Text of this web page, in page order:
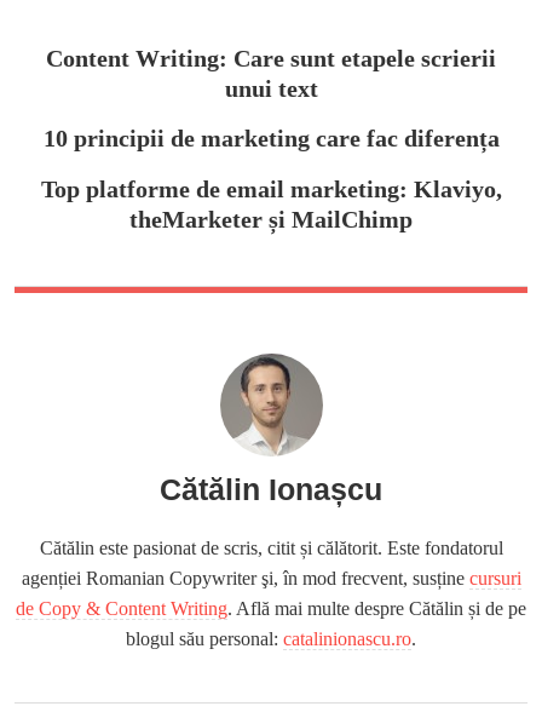
Content Writing: Care sunt etapele scrierii
unui text
10 principii de marketing care fac diferența
Top platforme de email marketing: Klaviyo,
theMarketer și MailChimp
Cătălin Ionașcu
Cătălin este pasionat de scris, citit și călătorit. Este fondatorul
agenției Romanian Copywriter şi, în mod frecvent, susține cursuri
de Copy & Content Writing. Află mai multe despre Cătălin și de pe
blogul său personal: catalinionascu.ro.